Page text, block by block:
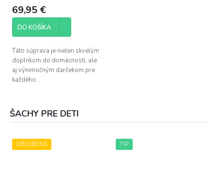
69,95 €
DO KOŠÍKA
Táto súprava je nielen skvelým
doplnkom do domácnosti, ale
aj výnimočným darčekom pre
každého...
ŠACHY PRE DETI
OBĽÚBENÉ TIP